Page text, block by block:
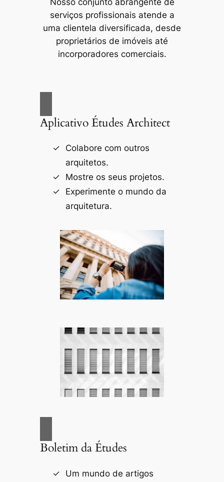
Nosso conjunto abrangente de
serviços profissionais atende a
uma clientela diversificada, desde
proprietários de imóveis até
incorporadores comerciais.
Aplicativo Études Architect
Colabore com outros
arquitetos.
Mostre os seus projetos.
Experimente o mundo da
arquitetura.
Boletim da Études
Um mundo de artigos